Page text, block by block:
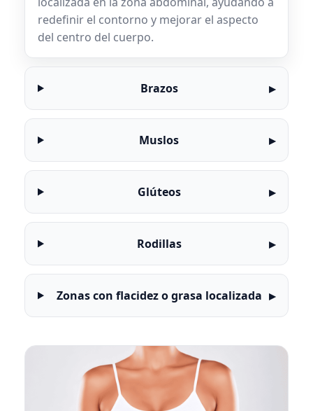
redefinir el contorno y mejorar el aspecto
del centro del cuerpo.
Brazos
Muslos
Glúteos
Rodillas
Zonas con flacidez o grasa localizada